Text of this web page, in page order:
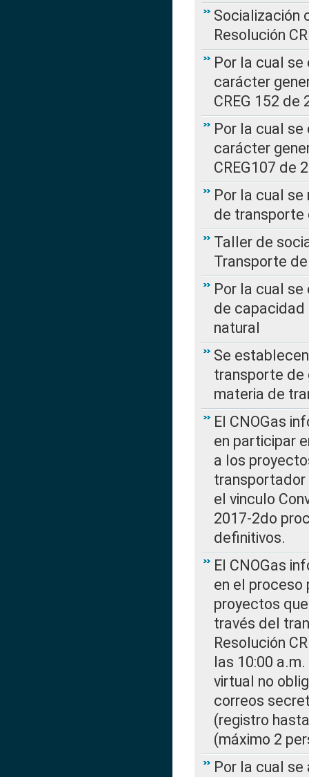
Socialización
Resolución
Por la cual
carácter
CREG 152 de
Por la cual
carácter
CREG107 de
Por la cual
de transporte
Taller de
Transporte
Por la cual
de capacidad
natural
Se
transporte de
materia de
El CNOGas
en participar
a los
transportador
el vinculo
2017-2do
definitivos.
El CNOGas
en el proceso
proyectos
través del
Resolución
las 10:00
virtual no
correos
(registro
(máximo 2
Por la cual